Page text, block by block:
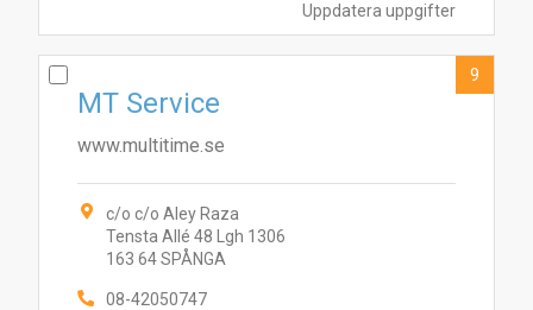
Uppdatera uppgifter
MT Service
www.multitime.se
c/o c/o Aley Raza
Tensta Allé 48 Lgh 1306
163 64 SPÅNGA
08-42050747
9